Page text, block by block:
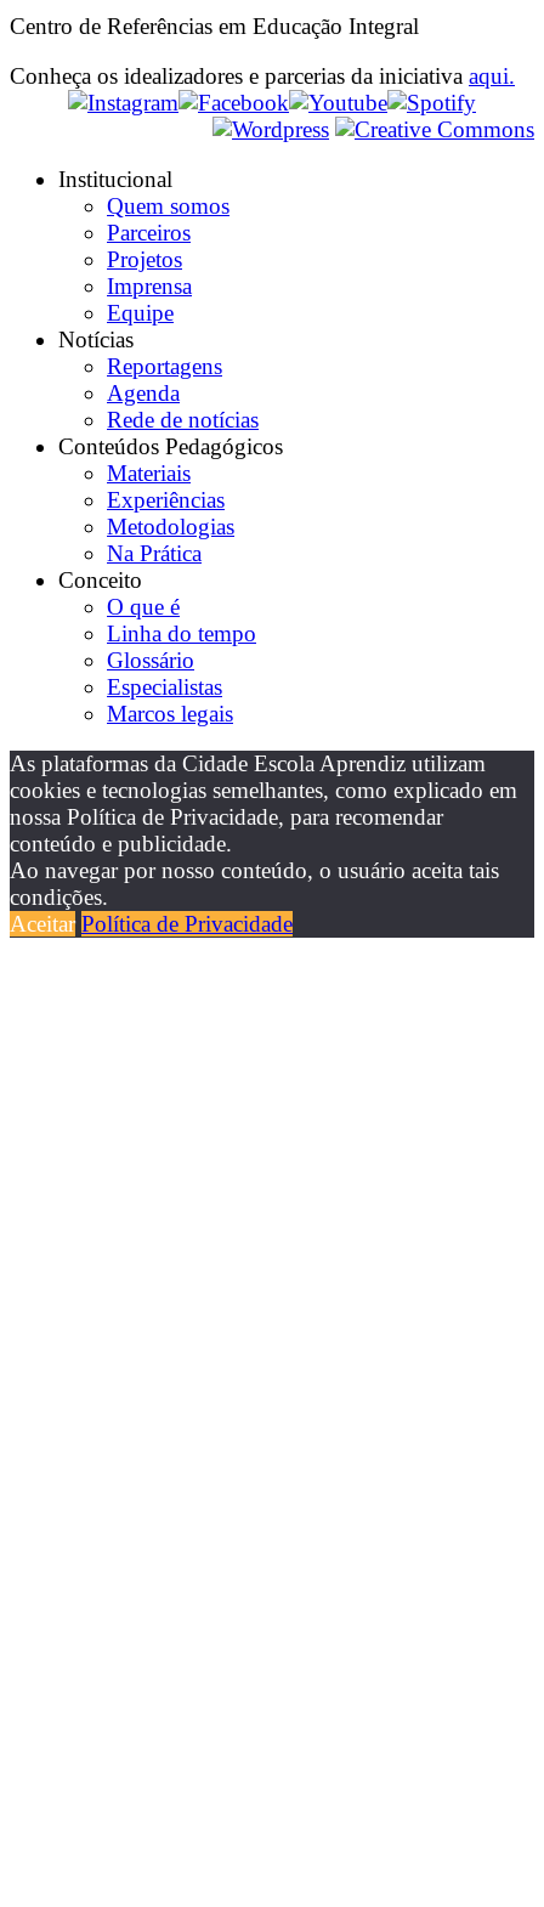
Centro de Referências em Educação Integral
Conheça os idealizadores e parcerias da iniciativa aqui.
Institucional
Quem somos
Parceiros
Projetos
Imprensa
Equipe
Notícias
Reportagens
Agenda
Rede de notícias
Conteúdos Pedagógicos
Materiais
Experiências
Metodologias
Na Prática
Conceito
O que é
Linha do tempo
Glossário
Especialistas
Marcos legais
As plataformas da Cidade Escola Aprendiz utilizam
cookies e tecnologias semelhantes, como explicado em
nossa Política de Privacidade, para recomendar
conteúdo e publicidade.
Ao navegar por nosso conteúdo, o usuário aceita tais
condições.
Aceitar Política de Privacidade